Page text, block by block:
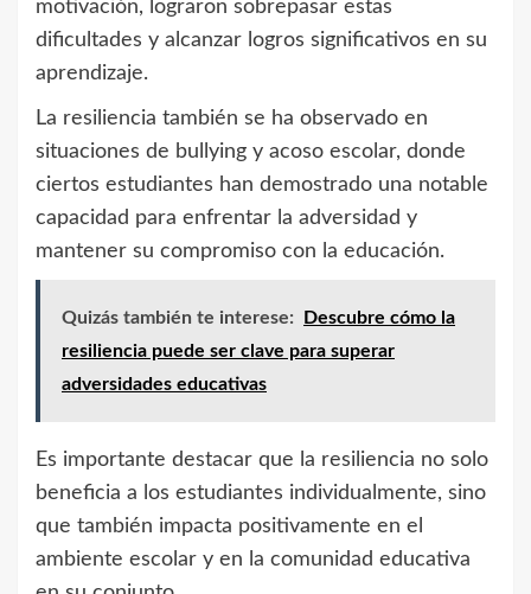
motivación, lograron sobrepasar estas
dificultades y alcanzar logros significativos en su
aprendizaje.
La resiliencia también se ha observado en
situaciones de bullying y acoso escolar, donde
ciertos estudiantes han demostrado una notable
capacidad para enfrentar la adversidad y
mantener su compromiso con la educación.
Quizás también te interese:
Descubre cómo la
resiliencia puede ser clave para superar
adversidades educativas
Es importante destacar que la resiliencia no solo
beneficia a los estudiantes individualmente, sino
que también impacta positivamente en el
ambiente escolar y en la comunidad educativa